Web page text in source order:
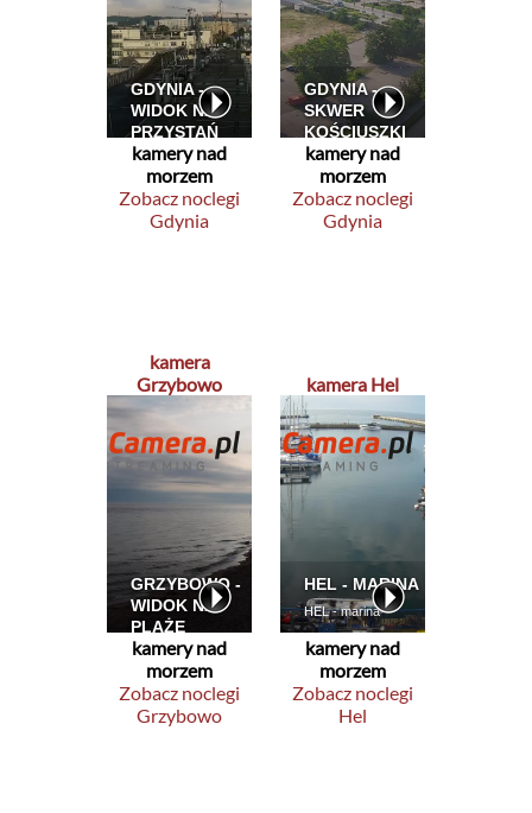
kamery nad
morzem
Zobacz noclegi
Gdynia
kamery nad
morzem
Zobacz noclegi
Gdynia
kamera
Grzybowo
kamery nad
morzem
Zobacz noclegi
Grzybowo
kamera Hel
kamery nad
morzem
Zobacz noclegi
Hel